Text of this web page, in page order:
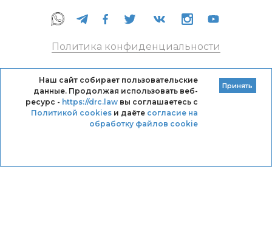
Политика конфиденциальности
Кодекс профессиональной этики DRC
Правила оказания услуг
Наш сайт собирает пользовательские
данные. Продолжая использовать веб-
ресурс - https://drc.lawвы соглашаетесь с
Политикой cookiesи даёте согласие на
обработку файлов cookie
Принять